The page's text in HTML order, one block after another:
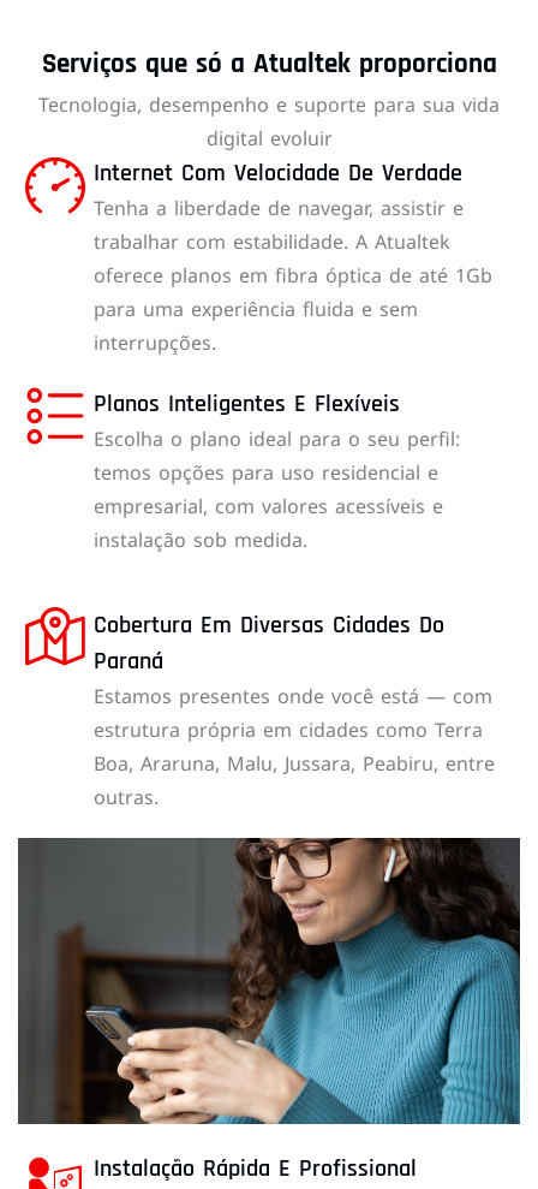
Serviços que só a Atualtek proporciona
Tecnologia, desempenho e suporte para sua vida
digital evoluir
Internet Com Velocidade De Verdade
Tenha a liberdade de navegar, assistir e
trabalhar com estabilidade. A Atualtek
oferece planos em fibra óptica de até 1Gb
para uma experiência fluida e sem
interrupções.
Planos Inteligentes E Flexíveis
Escolha o plano ideal para o seu perfil:
temos opções para uso residencial e
empresarial, com valores acessíveis e
instalação sob medida.
Cobertura Em Diversas Cidades Do
Paraná
Estamos presentes onde você está — com
estrutura própria em cidades como Terra
Boa, Araruna, Malu, Jussara, Peabiru, entre
outras.
Instalação Rápida E Profissional